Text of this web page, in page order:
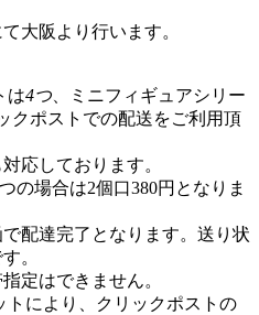
大阪より行います。
は4つ 、ミニフィギュアシリー
クポストでの配送をご利用頂
応しております。
の場合は2個口380円となりま
配達完了となります。送り状
。
定はできません。
により、クリックポストの